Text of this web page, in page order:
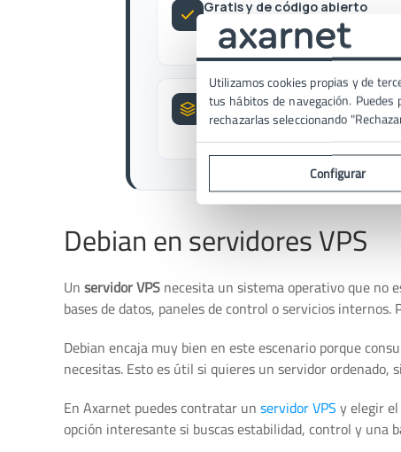
Gratis y de código abierto
Sin coste de licencia. Instálalo,
modifícalo libremente.
Veterana e influyente
Ubuntu y otras distribuciones
Debian en servidores VPS
Unservidor VPSnecesita un sistema operativo que no
bases de datos, paneles de control o servicios
Debian encaja muy bien en este escenario porque
necesitas. Esto es útil si quieres un servidor
En Axarnet puedes contratar unservidor VPSy elegir
opción interesante si buscas estabilidad, control y una
Utilizamos cookies propias y de
tus hábitos de navegación.
rechazarlas seleccionando
Configurar